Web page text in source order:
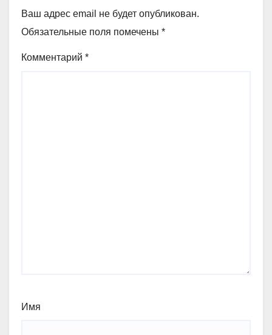
Ваш адрес email не будет опубликован.
Обязательные поля помечены *
Комментарий *
Имя